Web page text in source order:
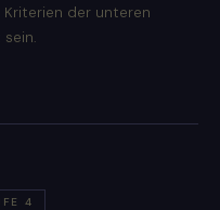
der unteren
4